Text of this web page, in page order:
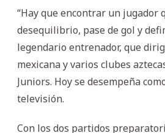
“Hay que encontrar un jugador
desequilibrio, pase de gol y
legendario entrenador, que
mexicana y varios clubes
Juniors. Hoy se desempeña
televisión.
Con los dos partidos